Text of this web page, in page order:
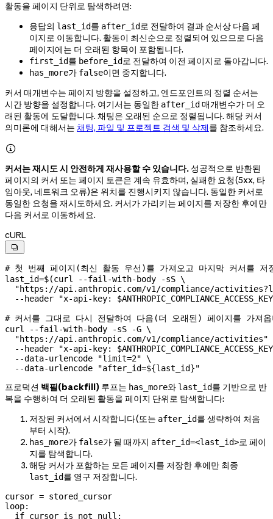
활동을 페이지 단위로 탐색하려면:
응답의 last_id를 after_id로 전달하여 결과 순서상 다음 페
이지로 이동합니다. 활동이 최신순으로 정렬되어 있으므로 다음
페이지에는 더 오래된 항목이 포함됩니다.
first_id를 before_id로 전달하여 이전 페이지로 돌아갑니다.
has_more가 false이면 중지합니다.
커서 매개변수는 페이지 방향을 설정하고, 엔드포인트의 정렬 순서는
시간 방향을 설정합니다. 여기서는 동일한 after_id매개변수가 더 오
래된 활동에 도달합니다. 채팅은 오래된 순으로 정렬됩니다. 해당 커서
의미론에 대해서는 채팅, 파일 및 프로젝트 검색 및 삭제를 참조하세요.

커서는 재시도 시 안전하게 재사용할 수 있습니다. 성공적으로 반환된
페이지의 커서 또는 페이지 토큰은 계속 유효하며, 실패한 요청(5xx, 타
임아웃, 네트워크 오류)은 위치를 진행시키지 않습니다. 동일한 커서로
동일한 요청을 재시도하세요. 커서가 가리키는 페이지를 저장한 후에만
다음 커서로 이동하세요.
cURL

# 첫 번째 페이지(최신 활동 우선)를 가져오고 마지막 커서를 저
last_id=$(curl --fail-with-body -sS \
"https://api.anthropic.com/v1/compliance/
  --header
"x-api-key: $ANTHROPIC_COMPLIANCE_ACCESS_KEY
# 커서를 그대로 다시 전달하여 다음(더 오래된) 페이지를 가져
curl
--fail-with-body -sS -G \
  "https://api.anthropic.com/v1/compliance/activities"
  --header
"x-api-key: $ANTHROPIC_COMPLIANCE_ACCESS_KEY
  --data-urlencode
"limit=2" \
  --data-urlencode
"after_id=${last_id}"
프로덕션 백필(backfill) 루프는 has_more와 last_id를 기반으로 반
복을 수행하여 더 오래된 활동을 페이지 단위로 탐색합니다:
저장된 커서에서 시작합니다(또는 after_id를 생략하여 처음
부터 시작).
has_more가 false가 될 때까지 after_id=<last_id>로 페이
지를 탐색합니다.
해당 커서가 포함하는 모든 페이지를 저장한 후에만 최종
last_id를 영구 저장합니다.
cursor = stored_cursor
loop:
  if cursor is not null: